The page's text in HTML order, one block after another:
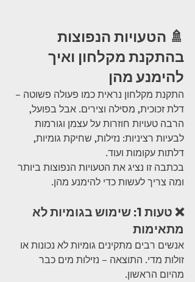
🚿 הטעויות הנפוצות
בהתקנת מקלחון ואיך
להימנע מהן
התקנת מקלחון נראית כמו פעולה פשוטה –
דלת זכוכית, מסילה וצירים. אבל בפועל,
הרבה טעויות חוזרות על עצמן וגורמות
לבעיות רציניות: נזילות, שחיקת גומיות,
דלתות עקומות ועוד.
בכתבה זו נציג את הטעויות הנפוצות ביותר
ומה צריך לעשות כדי להימנע מהן.
❌ טעות 1: שימוש בגומיות לא
מתאימות
אנשים רבים מתקינים גומיות לא נכונות או
זולות מדי. התוצאה – נזילות מים כבר
מהיום הראשון.